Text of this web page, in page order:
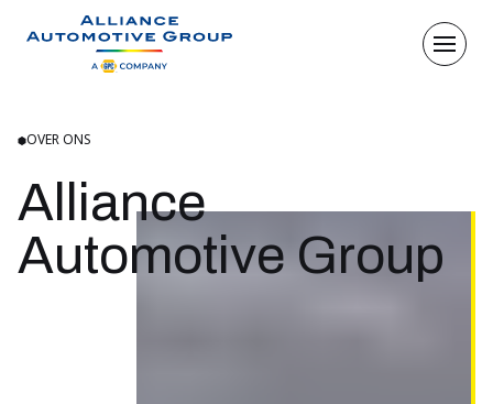
Alliance
Automotive Group
OVER ONS